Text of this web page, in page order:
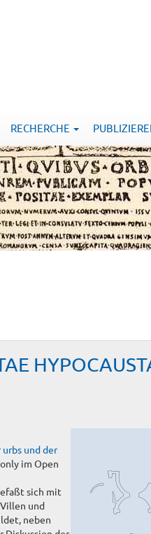
RECHERCHE
und der
im Open
sich mit
und
neben